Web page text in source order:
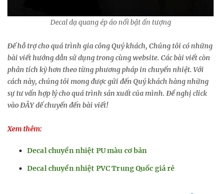
Decal dạ quang ép áo nổi bật ấn tượng
Để hỗ trợ cho quá trình gia công Quý khách, Chúng tôi có những
bài viết hướng dẫn sử dụng trong cùng website. Các bài viết còn
phân tích kỹ hơn theo từng phương pháp in chuyển nhiệt. Với
cách này, chúng tôi mong được gửi đến Quý khách hàng những
sự tư vấn hợp lý cho quá trình sản xuất của mình. Đề nghị click
vào ĐÂY dể chuyển đến bài viết!
Xem thêm:
Decal chuyển nhiệt PU màu cơ bản
Decal chuyển nhiệt PVC Trung Quốc giá rẻ